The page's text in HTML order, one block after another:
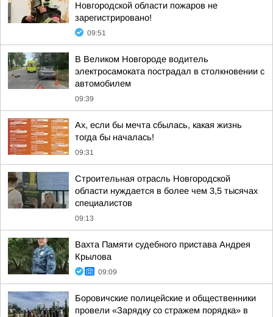
Новгородской области пожаров не
зарегистрировано!
09:51
В Великом Новгороде водитель
электросамоката пострадал в столкновении с
автомобилем
09:39
Ах, если бы мечта сбылась, какая жизнь
тогда бы началась!
09:31
Строительная отрасль Новгородской
области нуждается в более чем 3,5 тысячах
специалистов
09:13
Вахта Памяти судебного пристава Андрея
Крылова
09:09
Боровичские полицейские и общественники
провели «Зарядку со стражем порядка» в